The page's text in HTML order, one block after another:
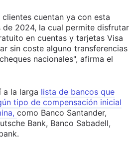
cuentan ya con esta
de 2024, la cual permite disfrutar
en cuentas y tarjetas Visa
sin coste alguno transferencias
nacionales", afirma el
a la larga lista de bancos que
tipo de compensación inicial
como Banco Santander,
Bank, Banco Sabadell,